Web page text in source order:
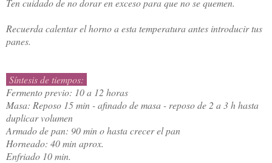
Ten cuidado de no dorar en exceso para que no se quemen.
Recuerda calentar el horno a esta temperatura antes introducir tus
panes.
Síntesis de tiempos:
Fermento previo: 10 a 12 horas
Masa: Reposo 15 min - afinado de masa - reposo de 2 a 3 h hasta
duplicar volumen
Armado de pan: 90 min o hasta crecer el pan
Horneado: 40 min aprox.
Enfriado 10 min.